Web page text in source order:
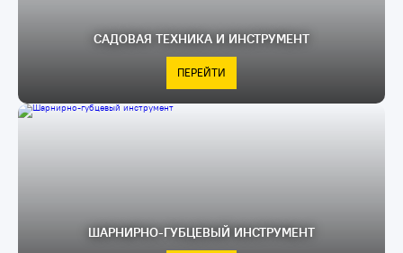
САДОВАЯ ТЕХНИКА И ИНСТРУМЕНТ
ПЕРЕЙТИ
ШАРНИРНО-ГУБЦЕВЫЙ ИНСТРУМЕНТ